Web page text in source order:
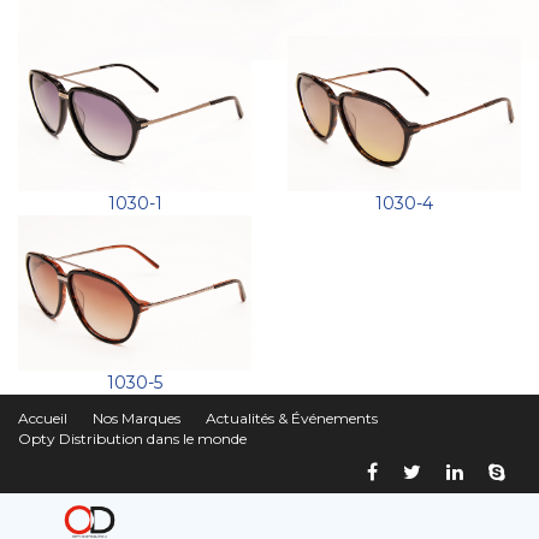
1030-1 1030-4
1030-5
Accueil Nos Marques
Actualités & Événements
Opty Distribution dans le monde